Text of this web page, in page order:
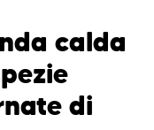
calda
di